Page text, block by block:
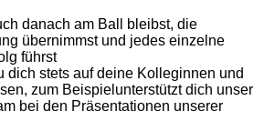
danach am Ball bleibst, die
übernimmst und jedes einzelne
führst
dich stets auf deine Kolleginnen und
zum Beispielunterstützt dich unser
bei den Präsentationen unserer